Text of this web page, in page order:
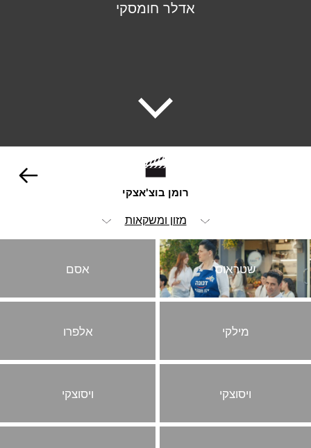
אדלר חומסקי
רומן בוצ'אצקי
מזון ומשקאות
הכל
ויז'ואל
אנימציה ופוסט
הומור
שטראוס אסם
מילקי אלפרו
ויסוצקי ויסוצקי